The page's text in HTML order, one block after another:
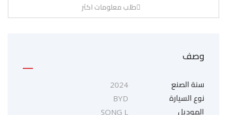
طلب معلومات اكثر
وصف
سنة الصنع 2024
نوع السيارة BYD
الموديل SONG L